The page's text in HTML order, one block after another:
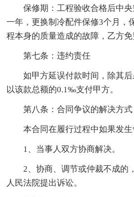
保修期：工程验收合格后中
一年，更换制冷配件保修3个月，
程本身的质量造成的故障，乙方免
第七条：违约责任
如甲方延误付款时间，除其
以该款总额的0.1‰支付甲方。
第八条：合同争议的解决方式
本合同在履行过程中如果发生
1、当事人双方协商解决。
2、协商、调节或仲裁不成的
人民法院提出诉讼。